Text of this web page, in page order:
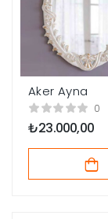
Aker Ayna
0
₺23.000,00